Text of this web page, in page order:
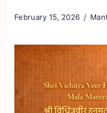
February 15, 2026